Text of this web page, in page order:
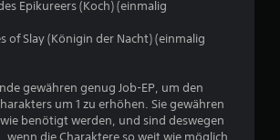
a
s
Epikureers (Koch) (einmalig
of Slay (Königin der Nacht) (einmalig
gewähren genug Job-EP, um den
um 1 zu erhöhen. Sie gewähren
benötigt werden, und sind deswegen
wenn die Charaktere so weit wie möglich